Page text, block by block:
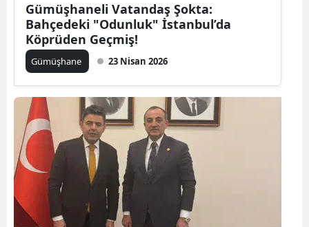
Kütahya
Kahramanmaraş
Mardin
Muğla
Muş
Nevşehir
Gümüşhaneli Vatandaş Şokta:
Bahçedeki "Odunluk" İstanbul’da
Köprüden Geçmiş!
Gümüşhane 23 Nisan 2026